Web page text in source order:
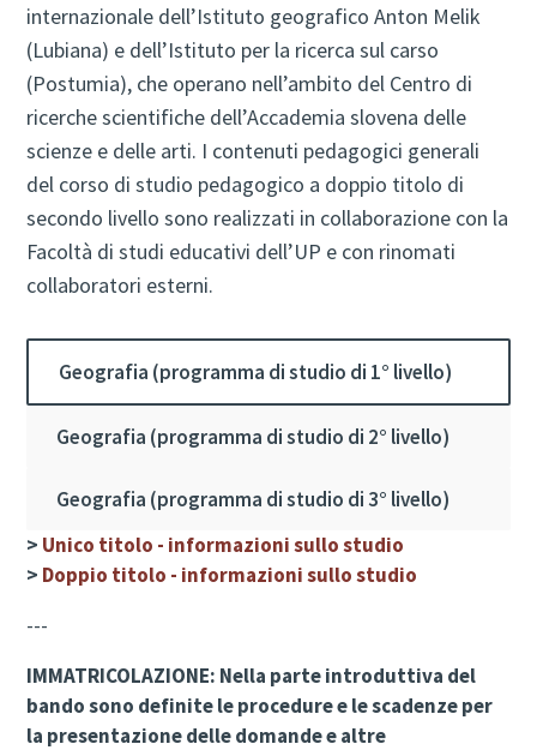
internazionale dell’Istituto geografico Anton Melik
(Lubiana) e dell’Istituto per la ricerca sul carso
(Postumia), che operano nell’ambito del Centro di
ricerche scientifiche dell’Accademia slovena delle
scienze e delle arti. I contenuti pedagogici generali
del corso di studio pedagogico a doppio titolo di
secondo livello sono realizzati in collaborazione con la
Facoltà di studi educativi dell’UP e con rinomati
collaboratori esterni.
Geografia (programma di studio di 1° livello)
Geografia (programma di studio di 2° livello)
Geografia (programma di studio di 3° livello)
> Unico titolo - informazioni sullo studio
> Doppio titolo - informazioni sullo studio
---
IMMATRICOLAZIONE: Nella parte introduttiva del
bando sono definite le procedure e le scadenze per
la presentazione delle domande e altre